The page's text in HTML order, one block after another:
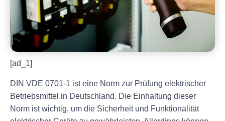
[ad_1]
DIN VDE 0701-1 ist eine Norm zur Prüfung elektrischer
Betriebsmittel in Deutschland. Die Einhaltung dieser
Norm ist wichtig, um die Sicherheit und Funktionalität